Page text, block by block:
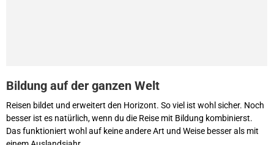
Bildung auf der ganzen Welt
Reisen bildet und erweitert den Horizont. So viel ist wohl sicher. Noch
besser ist es natürlich, wenn du die Reise mit Bildung kombinierst.
Das funktioniert wohl auf keine andere Art und Weise besser als mit